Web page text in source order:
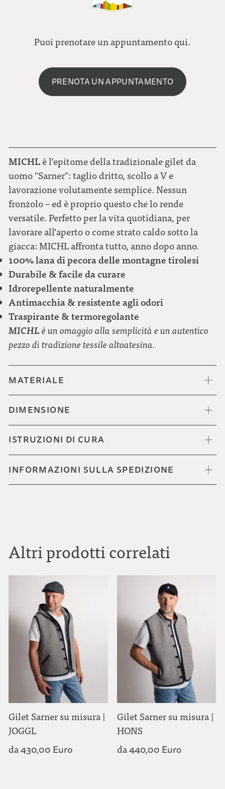
Puoi prenotare un appuntamento qui.
PRENOTA UN APPUNTAMENTO
MICHL è l’epitome della tradizionale gilet da
uomo "Sarner": taglio dritto, scollo a V e
lavorazione volutamente semplice. Nessun
fronzolo – ed è proprio questo che lo rende
versatile. Perfetto per la vita quotidiana, per
lavorare all’aperto o come strato caldo sotto la
giacca: MICHL affronta tutto, anno dopo anno.
100% lana di pecora delle montagne tirolesi
Durabile & facile da curare
Idrorepellente naturalmente
Antimacchia & resistente agli odori
Traspirante & termoregolante
MICHL è un omaggio alla semplicità e un autentico
pezzo di tradizione tessile altoatesina.
MATERIALE
DIMENSIONE
ISTRUZIONI DI CURA
INFORMAZIONI SULLA SPEDIZIONE
Altri prodotti correlati
Gilet Sarner su misura |
JOGGL
da430,00 Euro
Gilet Sarner su misura |
HONS
da440,00 Euro